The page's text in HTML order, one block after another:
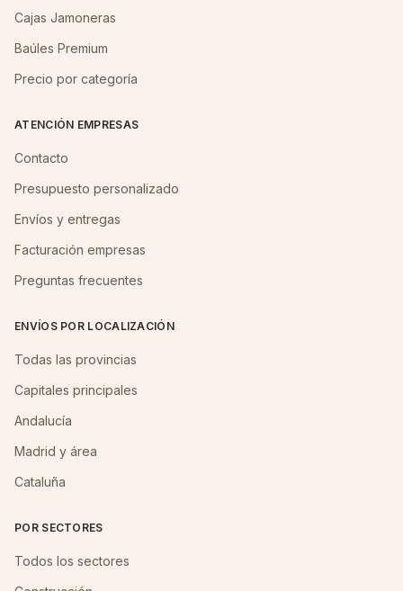
Cajas Jamoneras
Baúles Premium
Precio por categoría
ATENCIÓN EMPRESAS
Contacto
Presupuesto personalizado
Envíos y entregas
Facturación empresas
Preguntas frecuentes
ENVÍOS POR LOCALIZACIÓN
Todas las provincias
Capitales principales
Andalucía
Madrid y área
Cataluña
POR SECTORES
Todos los sectores